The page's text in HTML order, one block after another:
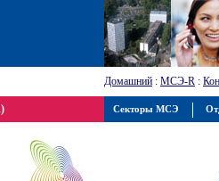
Домашний : МСЭ-R :
Секторы МСЭ